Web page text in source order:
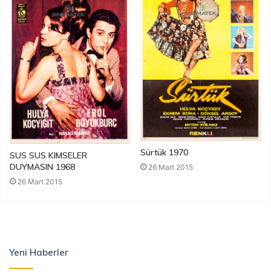
SUS SUS KIMSELER
DUYMASIN 1968
26 Mart 2015
Sürtük 1970
26 Mart 2015
Yeni Haberler